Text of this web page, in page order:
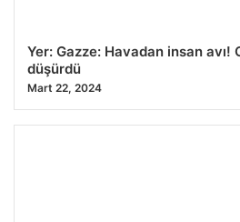
Yer: Gazze: Havadan insan
düşürdü
Mart 22, 2024